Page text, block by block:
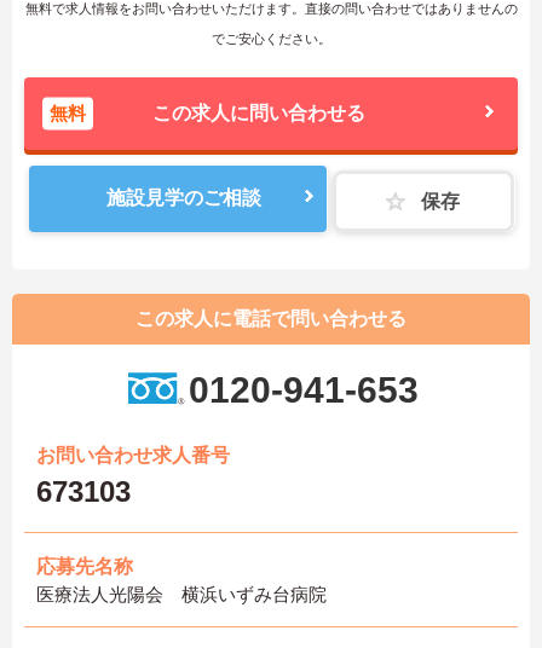
無料で求人情報をお問い合わせいただけます。直接の問い合わせではありませんの
でご安心ください。
無料 この求人に問い合わせる
施設見学のご相談 保存
この求人に電話で問い合わせる
0120-941-653
お問い合わせ求人番号
673103
応募先名称
医療法人光陽会 横浜いずみ台病院